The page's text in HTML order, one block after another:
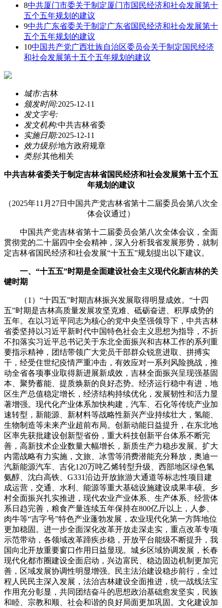
8中共厦门市委关于制定厦门市国民经济和社会发展第十
五个五年规划的建议
9中共广东省委关于制定广东省国民经济和社会发展第十
五个五年规划的建议
10中国共产党广西壮族自治区委员会关于制定国民经济
和社会发展第十五个五年规划的建议
城市:吉林
颁发时间:2025-12-11
发文字号:
发文机构:中共吉林省委
实施日期:2025-12-11
效力级别:地方政府规章
类别:其他相关
中共吉林省委关于制定吉林省国民经济和社会发展第十五个五
年规划的建议
（2025年11月27日中国共产党吉林省第十二届委员会第八次全
体会议通过）
中国共产党吉林省第十二届委员会第八次全体会议，全面
贯彻党的二十届四中全会精神，深入分析我省发展形势，就制
定吉林省国民经济和社会发展“十五五”规划提出以下建议。
一、“十五五”时期是全面建设社会主义现代化新吉林的关
键时期
（1）“十四五”时期吉林振兴发展取得明显成效。“十四
五”时期是吉林高质量发展攻坚克难、砥砺奋进、积厚成势的
五年。在以习近平同志为核心的党中央坚强领导下，中共吉林
省委坚持以习近平新时代中国特色社会主义思想为指导，不折
不扣落实习近平总书记关于东北全面振兴和吉林工作的系列重
要指示精神，团结带领广大党员干部群众锐意进取、拼搏实
干，经受住世纪疫情严重冲击，有效应对一系列风险挑战，推
动全省各项事业取得新进展新成效，吉林全面振兴呈现强基固
本、聚势蓄能、提质焕新的良好态势。经济运行稳中有进，地
区生产总值稳定增长，经济结构持续优化，发展韧性和活力显
著增强。现代化产业体系加快构建，汽车、石化等传统产业加
速转型，新能源、新材料等战略性新兴产业持续壮大，氢能、
生物制造等未来产业超前布局。创新动能日益提升，在东北地
区率先获批建设创新型省份，重大科技创新平台体系不断完
善，高新技术企业数量大幅增长，新质生产力稳步发展。扩大
内需战略有力实施，文旅、冰雪等消费潜能充分释放，奥迪一
汽新能源汽车、吉化120万吨乙烯转型升级、西部地区绿色氢
氨醇、沈白高铁、G331沿边开放旅游大通道等标志性项目建
成运营，交通、水利、能源等重大基础设施建设成果丰硕。乡
村全面振兴扎实推进，现代农业产业体系、生产体系、经营体
系日趋完善，粮食产量连续五年保持在800亿斤以上，人参、
肉牛等“吉字号”特色产业蓬勃发展，农业现代化第一方阵地位
更加稳固。进一步全面深化改革开放走深走实，重点改革专项
示范带动，各领域改革蹄疾步稳，开放平台能级不断提升，我
国向北开放重要窗口作用日益显现。城乡区域协调发展，长春
现代化都市圈建设全面启动，兴边富民、稳边固边机制更加完
善，区域发展协调性明显增强。民主法治建设稳步前行，全过
程人民民主深入发展，法治吉林建设全面推进，统一战线法宝
作用充分彰显，共同团结奋斗的思想政治基础愈发坚实，民族
和睦、宗教和顺、社会和谐的良好局面更加巩固。文化建设加